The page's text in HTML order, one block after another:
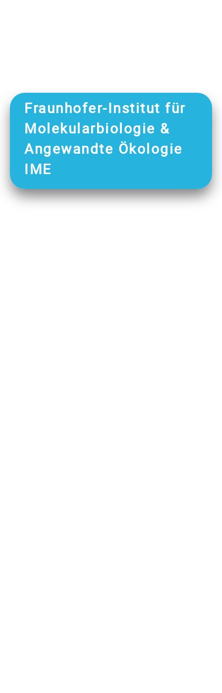
Fraunhofer-Institut für
Molekularbiologie &
Angewandte Ökologie
IME